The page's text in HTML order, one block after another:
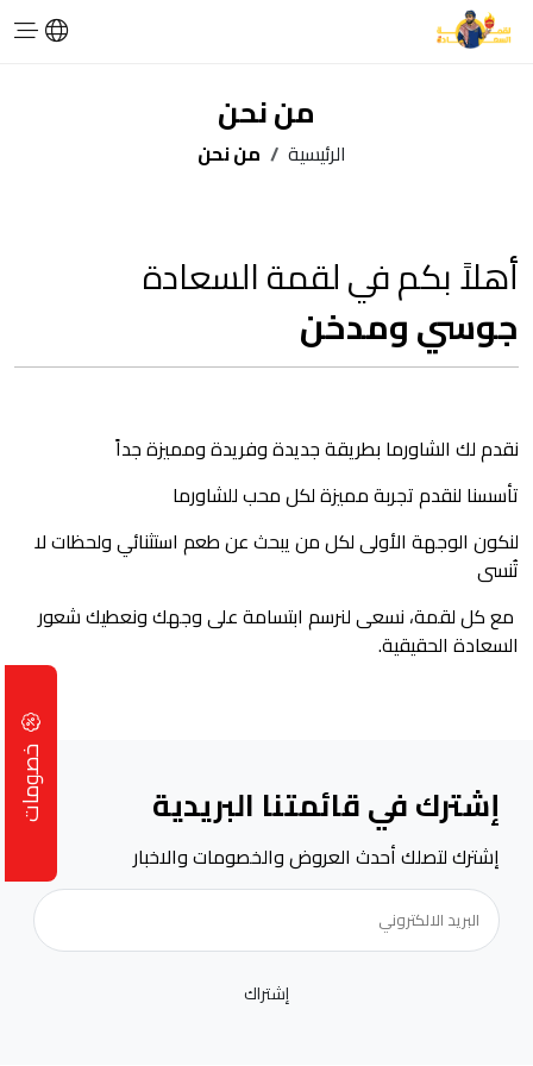
خصومات
من نحن
الرئيسية من نحن
أهلاً بكم في لقمة السعادة
جوسي ومدخن
نقدم لك الشاورما بطريقة جديدة وفريدة ومميزة جداً
تأسسنا لنقدم تجربة مميزة لكل محب للشاورما
لنكون الوجهة الأولى لكل من يبحث عن طعم استثنائي ولحظات لا
تُنسى
مع كل لقمة، نسعى لنرسم ابتسامة على وجهك ونعطيك شعور
السعادة الحقيقية.
إشترك في قائمتنا البريدية
إشترك لتصلك أحدث العروض والخصومات والاخبار
إشتراك